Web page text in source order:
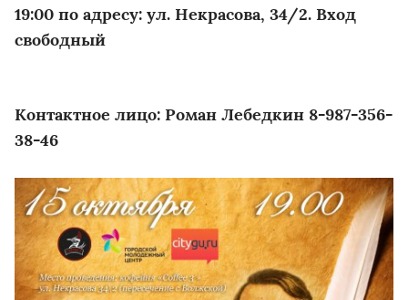
19:00 по адресу: ул. Некрасова, 34/2. Вход
свободный
Контактное лицо: Роман Лебедкин 8-987-356-
38-46